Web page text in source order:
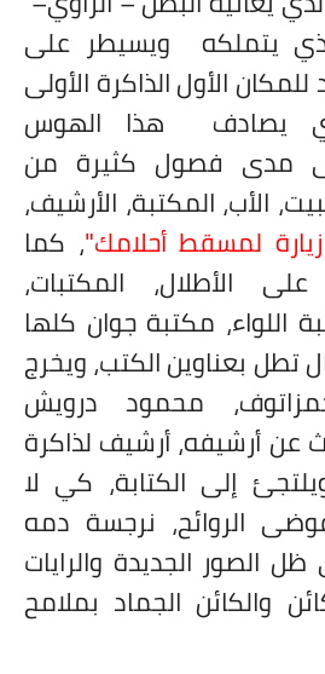
يتملكه ويسيطر على
الأول الذاكرة الأولى
يصادف هذا الهوس
مدى فصول كثيرة من
الأب، المكتبة، الأرشيف،
لمسقط أحلامك"، كما
الأطلال، المكتبات،
اللواء، مكتبة جوان كلها
بعناوين الكتب، ويخرج
محمود درويش
عن أرشيفه، أرشيف لذاكرة
إلى الكتابة، كي لا
الروائح، نرجسة دمه
الصور الجديدة والرايات
والكائن الجماد بملامح